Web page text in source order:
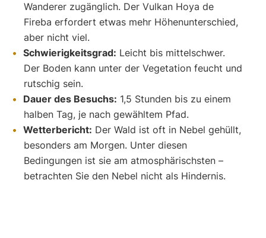
Wanderer zugänglich. Der Vulkan Hoya de
Fireba erfordert etwas mehr Höhenunterschied,
aber nicht viel.
Schwierigkeitsgrad: Leicht bis mittelschwer.
Der Boden kann unter der Vegetation feucht und
rutschig sein.
Dauer des Besuchs: 1,5 Stunden bis zu einem
halben Tag, je nach gewähltem Pfad.
Wetterbericht: Der Wald ist oft in Nebel gehüllt,
besonders am Morgen. Unter diesen
Bedingungen ist sie am atmosphärischsten –
betrachten Sie den Nebel nicht als Hindernis.